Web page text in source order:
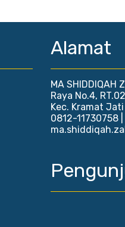
Alamat
MA SHIDDIQAH
Raya No.4,
Kec. Kramat
0812-11730758 |